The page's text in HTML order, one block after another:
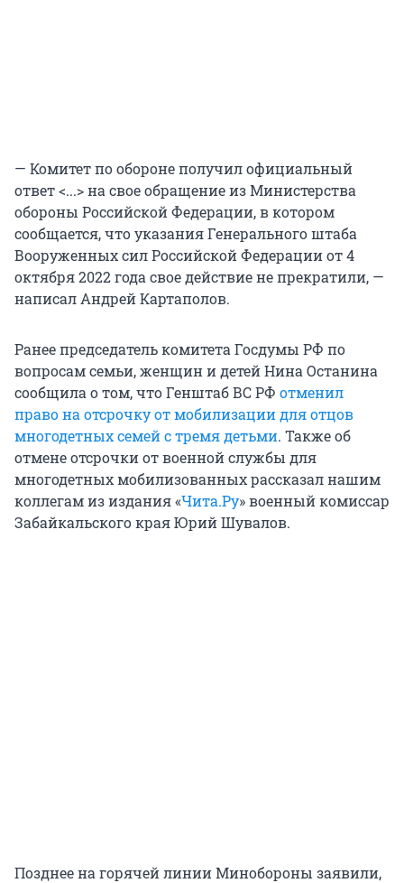
— Комитет по обороне получил официальный
ответ <...> на свое обращение из Министерства
обороны Российской Федерации, в котором
сообщается, что указания Генерального штаба
Вооруженных сил Российской Федерации от 4
октября 2022 года свое действие не прекратили, —
написал Андрей Картаполов.
Ранее председатель комитета Госдумы РФ по
вопросам семьи, женщин и детей Нина Останина
сообщила о том, что Генштаб ВС РФ отменил
право на отсрочку от мобилизации для отцов
многодетных семей с тремя детьми. Также об
отмене отсрочки от военной службы для
многодетных мобилизованных рассказал нашим
коллегам из издания «Чита.Ру» военный комиссар
Забайкальского края Юрий Шувалов.
Позднее на горячей линии Минобороны заявили,